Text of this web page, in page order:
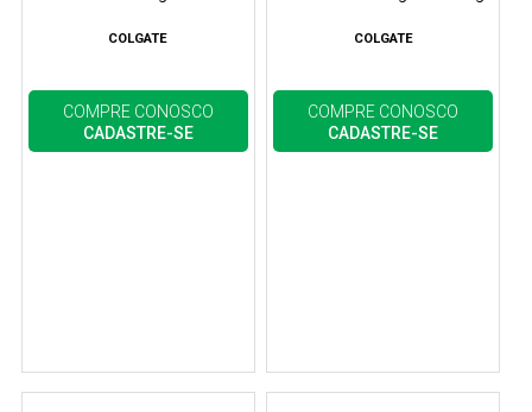
COLGATE
COMPRE CONOSCO
CADASTRE-SE
COLGATE
COMPRE CONOSCO
CADASTRE-SE